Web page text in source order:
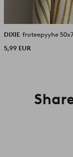
DIXIE froteepyyhe
5,99 EUR